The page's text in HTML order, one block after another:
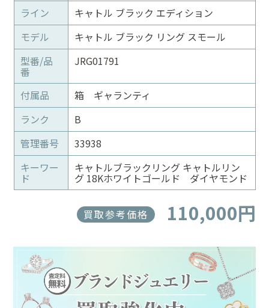
ライン
キャトル ブラック エディション
モデル
キャトル ブラック リング スモール
型番/品
番
JRG01791
付属品
箱 ギャランティ
ランク
B
管理番号
33938
キーワー
ド
キャトルブラックリング キャトルリン
グ 18Kホワイトゴールド ダイヤモンド
買取参考価格 110,000円